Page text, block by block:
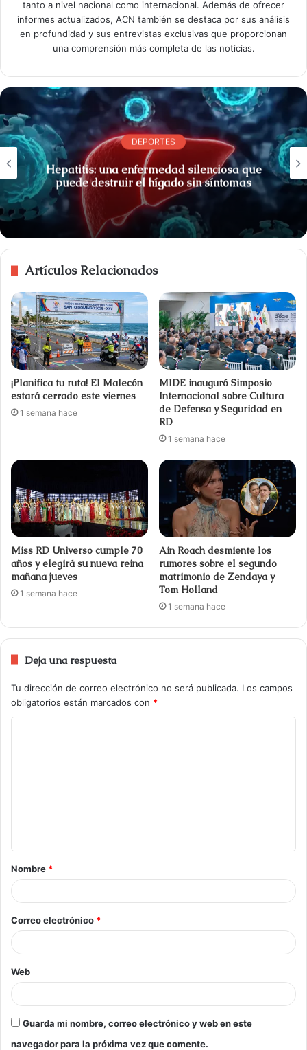
tanto a nivel nacional como internacional. Además de ofrecer
informes actualizados, ACN también se destaca por sus análisis
en profundidad y sus entrevistas exclusivas que proporcionan
una comprensión más completa de las noticias.
DEPORTES
Hepatitis: una enfermedad silenciosa que
puede destruir el hígado sin síntomas
Artículos Relacionados
¡Planifica tu ruta! El Malecón
estará cerrado este viernes
1 semana hace
MIDE inauguró Simposio
Internacional sobre Cultura
de Defensa y Seguridad en
RD
1 semana hace
Miss RD Universo cumple 70
años y elegirá su nueva reina
mañana jueves
1 semana hace
Ain Roach desmiente los
rumores sobre el segundo
matrimonio de Zendaya y
Tom Holland
1 semana hace
Deja una respuesta
Tu dirección de correo electrónico no será publicada. Los campos
obligatorios están marcados con *
Nombre *
Correo electrónico *
Web
Guarda mi nombre, correo electrónico y web en este
navegador para la próxima vez que comente.